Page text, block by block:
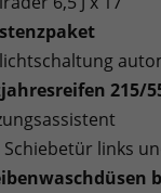
215/
Schiebetür links